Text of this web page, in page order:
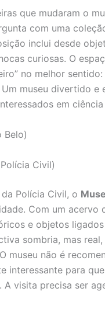
que mudaram o
com uma
inclui desde
curiosas. O
no melhor
museu divertido e
em
Belo)
Civil)
Polícia Civil, o
Com um acervo
e objetos
sombria, mas
museu não é
interessante para
visita precisa ser